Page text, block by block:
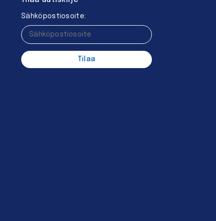
Sähköpostiosoite: